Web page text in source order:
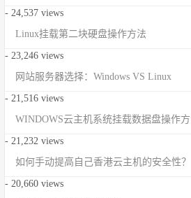
- 24,537 views
Linux挂载第二块硬盘操作方法
- 23,246 views
网站服务器选择：Windows VS Linux
- 21,516 views
WINDOWS云主机系统挂载数据盘操作
- 21,232 views
如何手动提高自己香港云主机的安全性？
- 20,660 views